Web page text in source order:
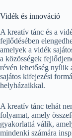
Vidék és innováció
A kreatív tánc és a
fejlődésében
amelyek a vidék
a közösségek
révén lehetőség nyílik
sajátos kifejezési
helyházaikkal.
A kreatív tánc tehát
folyamat, amely
gyakorlattá válik,
mindenki számára